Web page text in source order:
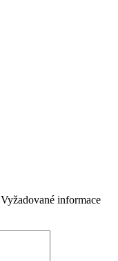
Vyžadované informace